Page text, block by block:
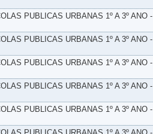
PUBLICAS URBANAS 1º A 3º ANO -
PUBLICAS URBANAS 1º A 3º ANO -
PUBLICAS URBANAS 1º A 3º ANO -
PUBLICAS URBANAS 1º A 3º ANO -
PUBLICAS URBANAS 1º A 3º ANO -